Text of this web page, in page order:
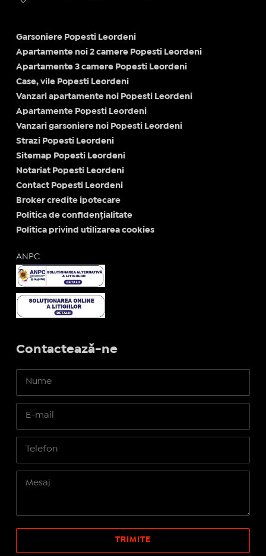
Garsoniere Popesti Leordeni
Apartamente noi 2 camere Popesti Leordeni
Apartamente 3 camere Popesti Leordeni
Case, vile Popesti Leordeni
Vanzari apartamente noi Popesti Leordeni
Apartamente Popesti Leordeni
Vanzari garsoniere noi Popesti Leordeni
Strazi Popesti Leordeni
Sitemap Popesti Leordeni
Notariat Popesti Leordeni
Contact Popesti Leordeni
Broker credite ipotecare
Politica de confidențialitate
Politica privind utilizarea cookies
ANPC
Contactează-ne